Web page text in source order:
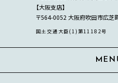
【大阪支店】
〒564-0052 大阪府吹田市広芝
国土交通大臣(1)第11182号